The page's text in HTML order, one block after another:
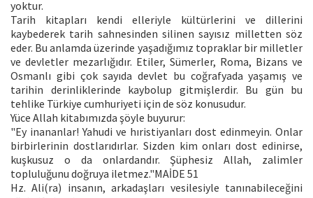
yoktur.
Tarih kitapları kendi elleriyle kültürlerini ve dillerini
kaybederek tarih sahnesinden silinen sayısız milletten söz
eder. Bu anlamda üzerinde yaşadığımız topraklar bir milletler
ve devletler mezarlığıdır. Etiler, Sümerler, Roma, Bizans ve
Osmanlı gibi çok sayıda devlet bu coğrafyada yaşamış ve
tarihin derinliklerinde kaybolup gitmişlerdir. Bu gün bu
tehlike Türkiye cumhuriyeti için de söz konusudur.
Yüce Allah kitabımızda şöyle buyurur:
"Ey inananlar! Yahudi ve hıristiyanları dost edinmeyin. Onlar
birbirlerinin dostlarıdırlar. Sizden kim onları dost edinirse,
kuşkusuz o da onlardandır. Şüphesiz Allah, zalimler
topluluğunu doğruya iletmez."MAİDE 51
Hz. Ali(ra) insanın, arkadaşları vesilesiyle tanınabileceğini